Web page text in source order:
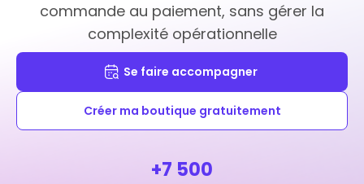
commande au paiement, sans gérer la
complexité opérationnelle
Se faire accompagner
Créer ma boutique gratuitement
+7 500